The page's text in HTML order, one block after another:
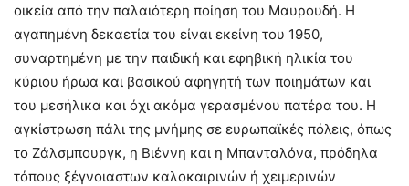
οικεία από την παλαιότερη ποίηση του Μαυρουδή. Η
αγαπημένη δεκαετία του είναι εκείνη του 1950,
συναρτημένη με την παιδική και εφηβική ηλικία του
κύριου ήρωα και βασικού αφηγητή των ποιημάτων και
του μεσήλικα και όχι ακόμα γερασμένου πατέρα του. Η
αγκίστρωση πάλι της μνήμης σε ευρωπαϊκές πόλεις, όπως
το Ζάλσμπουργκ, η Βιέννη και η Μπανταλόνα, πρόδηλα
τόπους ξέγνοιαστων καλοκαιρινών ή χειμερινών